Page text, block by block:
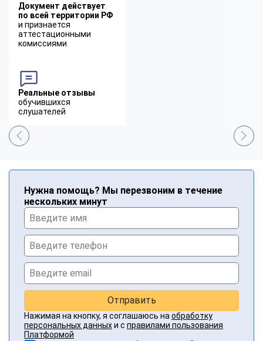
Документ действует
по всей территории РФ
и признается
аттестационными
комиссиями
Реальные отзывы
обучившихся
слушателей
Нужна помощь? Мы перезвоним в течение
нескольких минут
Отправить
Нажимая на кнопку, я соглашаюсь на обработку
персональных данныхи с правилами пользования
Платформой